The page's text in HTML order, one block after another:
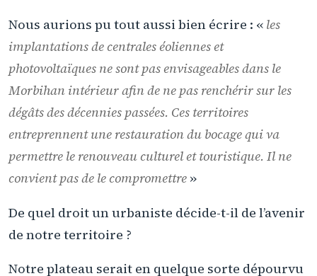
Nous aurions pu tout aussi bien écrire : « les
implantations de centrales éoliennes et
photovoltaïques ne sont pas envisageables dans le
Morbihan intérieur afin de ne pas renchérir sur les
dégâts des décennies passées. Ces territoires
entreprennent une restauration du bocage qui va
permettre le renouveau culturel et touristique. Il ne
convient pas de le compromettre »
De quel droit un urbaniste décide-t-il de l’avenir
de notre territoire ?
Notre plateau serait en quelque sorte dépourvu